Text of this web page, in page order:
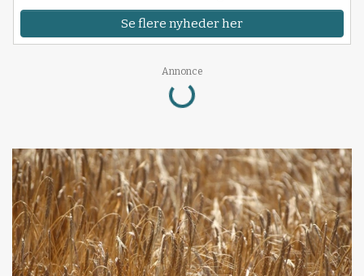
Se flere nyheder her
Annonce
Loading...